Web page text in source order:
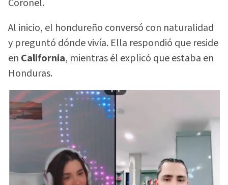
Coronel.
Al inicio, el hondureño conversó con naturalidad
y preguntó dónde vivía. Ella respondió que reside
en California, mientras él explicó que estaba en
Honduras.